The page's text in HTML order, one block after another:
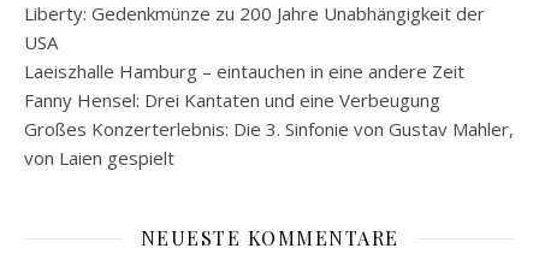
Liberty: Gedenkmünze zu 200 Jahre Unabhängigkeit der
USA
Laeiszhalle Hamburg – eintauchen in eine andere Zeit
Fanny Hensel: Drei Kantaten und eine Verbeugung
Großes Konzerterlebnis: Die 3. Sinfonie von Gustav Mahler,
von Laien gespielt
NEUESTE KOMMENTARE